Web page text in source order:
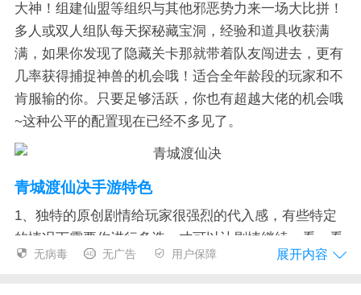
大神！组建仙盟等组织与其他邪恶势力来一场大比拼！
多人或双人组队每天探秘藏宝洞，经验和道具收获满
满，如果你发现了隐藏关卡那就带着队友闯进去，更有
几率获得捕捉神兽的机会哦！适合全年龄段的玩家和不
肯服输的你。只要足够活跃，你也有超越大佬的机会哦
~这种公平的配置现在已经不多见了。
青城渡仙决手游特色
1、独特的原创剧情给玩家很强烈的代入感，有些特定
的情况下需要你进行多选一才可以让剧情继续，看一看
是不是你想要的结局。
无病毒 无广告 用户保障 展开内容